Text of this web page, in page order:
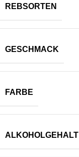
REBSORTEN
GESCHMACK
FARBE
ALKOHOLGEHALT